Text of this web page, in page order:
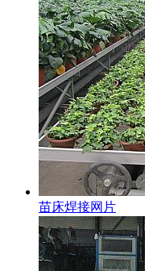
苗床焊接网片